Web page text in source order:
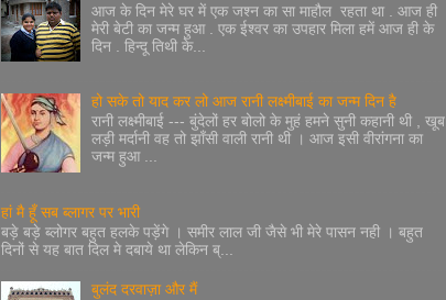
आज के दिन मेरे घर में एक जश्न का सा माहौल रहता था . आज ही
मेरी बेटी का जन्म हुआ . एक ईश्वर का उपहार मिला हमें आज ही के
दिन . हिन्दू तिथी के...
हो सके तो याद कर लो आज रानी लक्ष्मीबाई का जन्म दिन है
रानी लक्ष्मीबाई --- बुंदेलों हर बोलो के मुहं हमने सुनी कहानी थी , खूब
लड़ी मर्दानी वह तो झाँसी वाली रानी थी । आज इसी वीरांगना का
जन्म हुआ ...
हां मै हूँ सब ब्लागर पर भारी
बड़े बड़े ब्लोगर बहुत हलके पड़ेंगे । समीर लाल जी जैसे भी मेरे पासन नही । बहुत
दिनों से यह बात दिल मे दबाये था लेकिन ब्...
बुलंद दरवाज़ा और मैं